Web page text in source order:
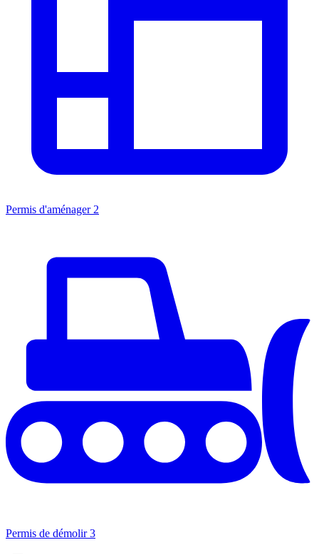
Permis d'aménager 2
Permis de démolir 3